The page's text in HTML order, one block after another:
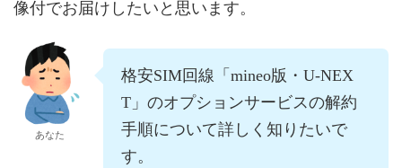
像付でお届けしたいと思います。
あなた
格安SIM回線「mineo版・U-NEX
T」のオプションサービスの解約
手順について詳しく知りたいで
す。